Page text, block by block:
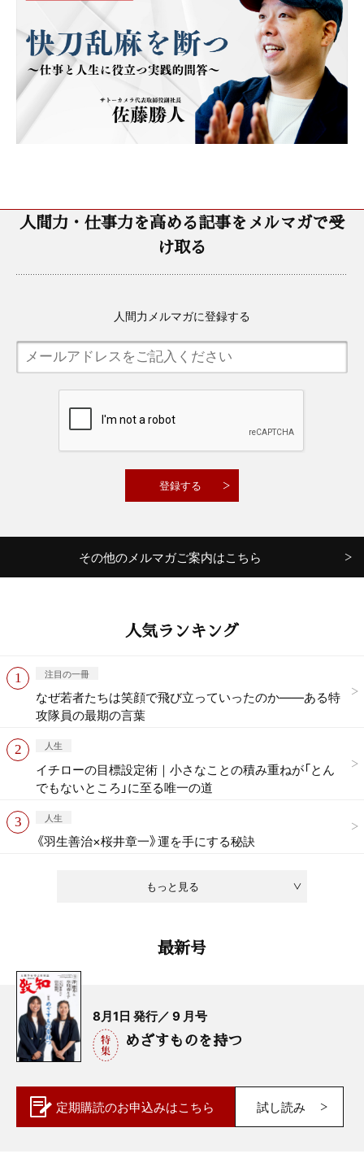
人間力・仕事力を高める記事をメルマガで受
け取る
人間力メルマガに登録する
その他のメルマガご案内はこちら
人気ランキング
もっと見る
注目の一冊
なぜ若者たちは笑顔で飛び立っていったのか——ある特
攻隊員の最期の言葉
人生
イチローの目標設定術｜小さなことの積み重ねが「とん
でもないところ」に至る唯一の道
人生
《羽生善治×桜井章一》運を手にする秘訣
最新号
8月1日 発行／ 9 月号
めざすものを持つ
定期購読のお申込みはこちら 試し読み